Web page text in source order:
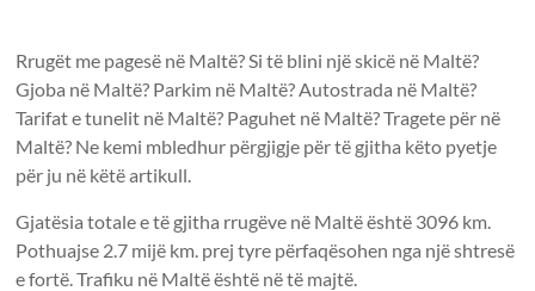
Rrugët me pagesë në Maltë? Si të blini një skicë në Maltë?
Gjoba në Maltë? Parkim në Maltë? Autostrada në Maltë?
Tarifat e tunelit në Maltë? Paguhet në Maltë? Tragete për në
Maltë? Ne kemi mbledhur përgjigje për të gjitha këto pyetje
për ju në këtë artikull.
Gjatësia totale e të gjitha rrugëve në Maltë është 3096 km.
Pothuajse 2.7 mijë km. prej tyre përfaqësohen nga një shtresë
e fortë. Trafiku në Maltë është në të majtë.